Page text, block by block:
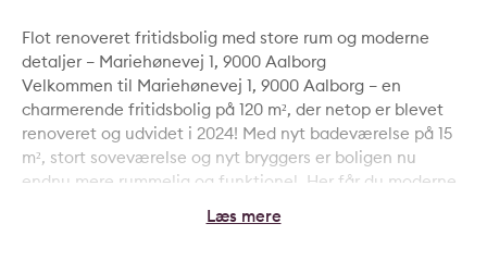
Flot renoveret fritidsbolig med store rum og moderne
detaljer – Mariehønevej 1, 9000 Aalborg
Velkommen til Mariehønevej 1, 9000 Aalborg – en
charmerende fritidsbolig på 120 m², der netop er blevet
renoveret og udvidet i 2024! Med nyt badeværelse på 15
m², stort soveværelse og nyt bryggers er boligen nu
endnu mere rummelig og funktionel. Her får du moderne
komfort i fredelige omgivelser, tæt på Aalborgs mange